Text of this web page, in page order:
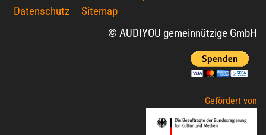
Datenschutz
Sitemap
© AUDIYOU gemeinnützige GmbH
Gefördert von